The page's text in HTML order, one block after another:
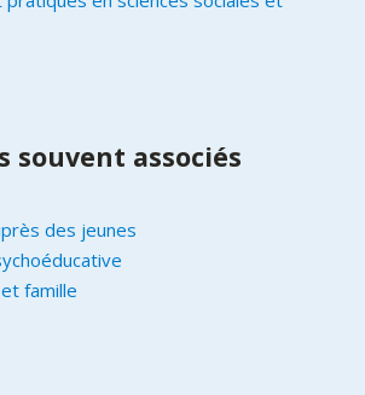
souvent associés
des jeunes
famille